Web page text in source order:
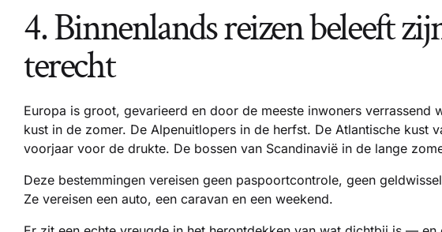
4. Binnenlands reizen beleeft
terecht
Europa is groot, gevarieerd en door de meeste inwoners verrassend
kust in de zomer. De Alpenuitlopers in de herfst. De Atlantische kust
voorjaar voor de drukte. De bossen van Scandinavië in de lange
Deze bestemmingen vereisen geen paspoortcontrole, geen
Ze vereisen een auto, een caravan en een weekend.